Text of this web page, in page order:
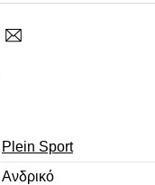
Plein Sport
Ανδρικό